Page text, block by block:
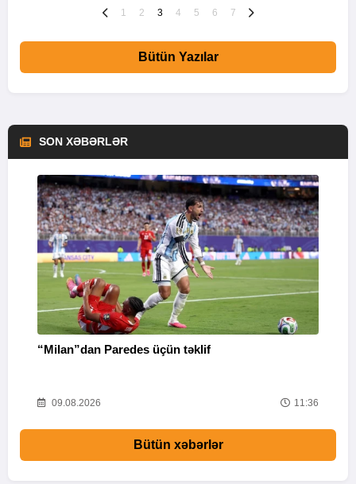
1 2 3 4 5 6 7
Bütün Yazılar
SON XƏBƏRLƏR
“Milan”dan Paredes üçün təklif
09.08.2026 11:36
Bütün xəbərlər